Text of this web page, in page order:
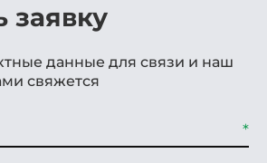
заявку
данные для связи и наш
свяжется